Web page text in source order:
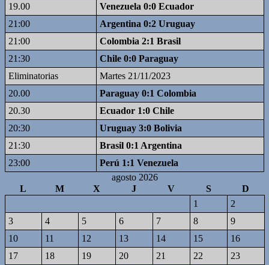
19.00
Venezuela 0:0 Ecuador
21:00
Argentina 0:2 Uruguay
21:00
Colombia 2:1 Brasil
21:30
Chile 0:0 Paraguay
Eliminatorias
Martes 21/11/2023
20.00
Paraguay 0:1 Colombia
20.30
Ecuador 1:0 Chile
20:30
Uruguay 3:0 Bolivia
21:30
Brasil 0:1 Argentina
23:00
Perú 1:1 Venezuela
agosto 2026
L
M X J V S
D
1
2
3
4 5 6 7 8
9
10
11 12 13 14 15
16
17
18 19 20 21 22
23